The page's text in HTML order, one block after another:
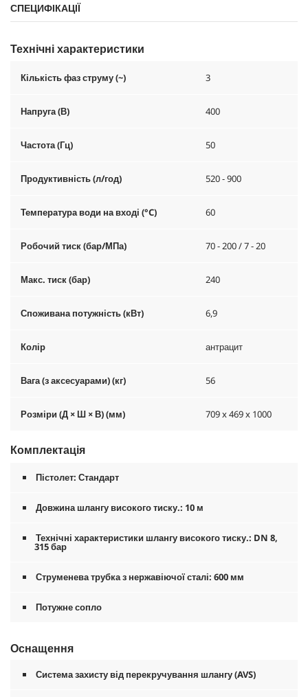
СПЕЦИФІКАЦІЇ
Технічні характеристики
Кількість фаз струму (~) 3
Напруга (В) 400
Частота (Гц) 50
Продуктивність (л/год) 520 - 900
Температура води на вході (°C) 60
Робочий тиск (бар/МПа) 70 - 200 / 7 - 20
Макс. тиск (бар) 240
Споживана потужність (кВт) 6,9
Колір антрацит
Вага (з аксесуарами) (кг) 56
Розміри (Д × Ш × В) (мм) 709 x 469 x 1000
Комплектація
Пістолет: Стандарт
Довжина шлангу високого тиску.: 10 м
Технічні характеристики шлангу високого тиску.: DN 8,
315 бар
Струменева трубка з нержавіючої сталі: 600 мм
Потужне сопло
Оснащення
Система захисту від перекручування шлангу (AVS)